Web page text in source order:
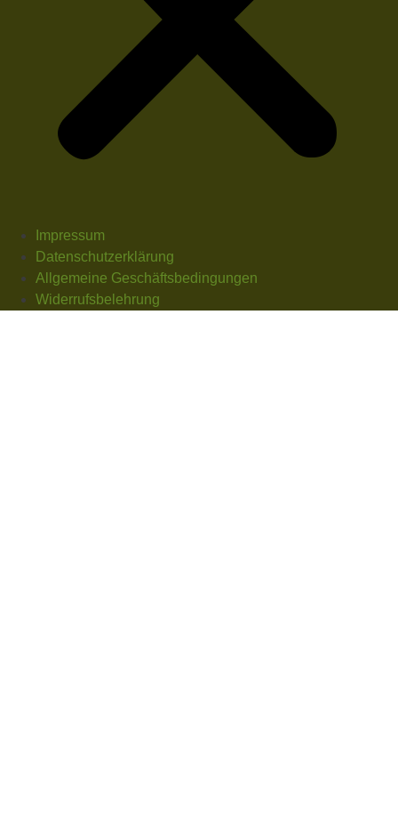
Impressum
Datenschutzerklärung
Allgemeine Geschäftsbedingungen
Widerrufsbelehrung